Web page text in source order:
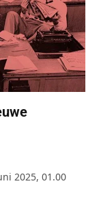
2025, 01.00